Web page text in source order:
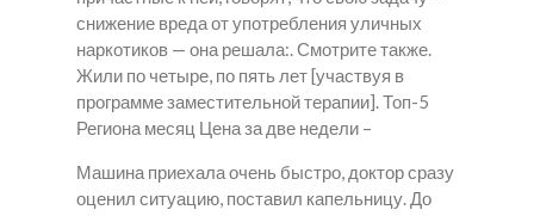
снижение вреда от употребления уличных
наркотиков — она решала:. Смотрите также.
Жили по четыре, по пять лет [участвуя в
программе заместительной терапии]. Топ-5
Региона месяц Цена за две недели –
Машина приехала очень быстро, доктор сразу
оценил ситуацию, поставил капельницу. До